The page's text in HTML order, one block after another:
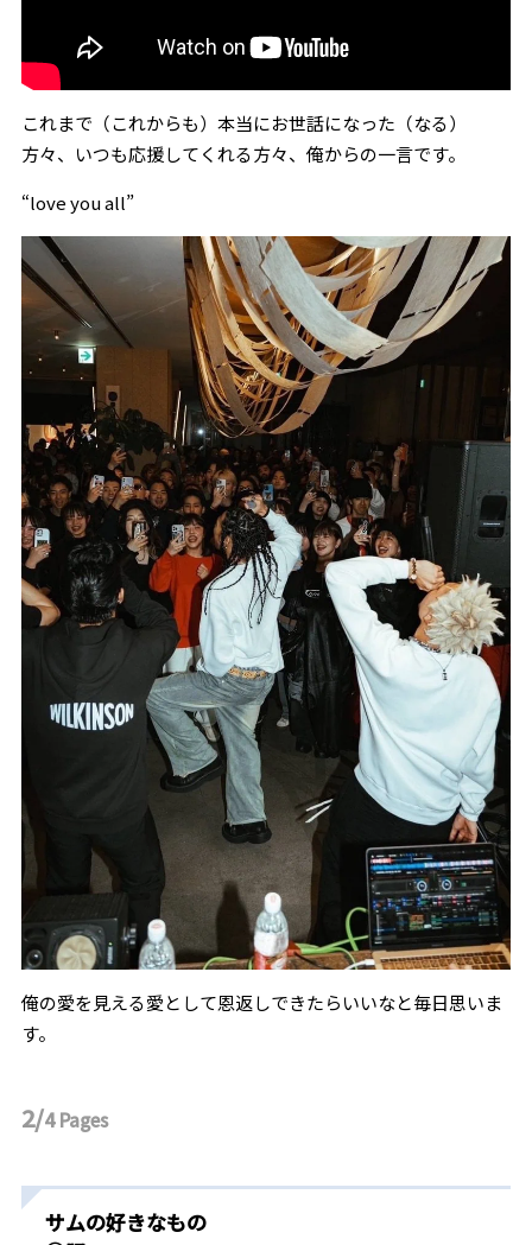
これまで（これからも）本当にお世話になった（なる）
方々、いつも応援してくれる方々、俺からの一言です。
“love you all”
俺の愛を見える愛として恩返しできたらいいなと毎日思いま
す。
2/4Pages
サムの好きなもの